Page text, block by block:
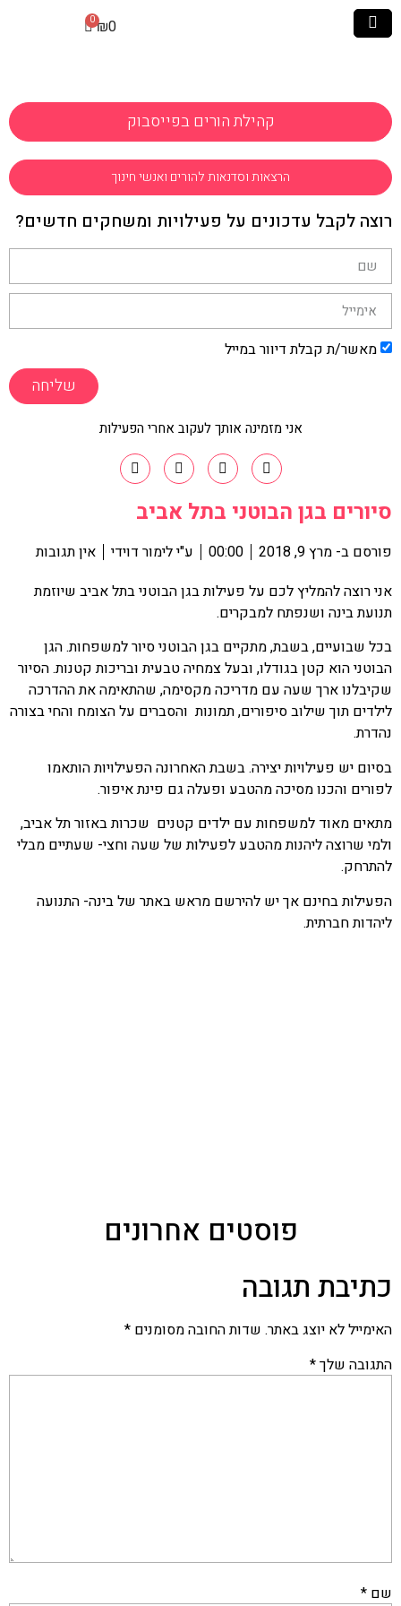
₪0
קהילת הורים בפייסבוק
הרצאות וסדנאות להורים ואנשי חינוך
רוצה לקבל עדכונים על פעילויות ומשחקים חדשים?
מאשר/ת קבלת דיוור במייל
שליחה
אני מזמינה אותך לעקוב אחרי הפעילות
סיורים בגן הבוטני בתל אביב
פורסם ב- מרץ 9, 2018 00:00 ע"ילימור דוידי
אין תגובות
אני רוצה להמליץ לכם על פעילות בגן הבוטני בתל אביב שיוזמת
תנועת בינה ושנפתח למבקרים.
בכל שבועיים, בשבת, מתקיים בגן הבוטני סיור למשפחות. הגן
הבוטני הוא קטן בגודלו, ובעל צמחיה טבעית ובריכות קטנות. הסיור
שקיבלנו ארך שעה עם מדריכה מקסימה, שהתאימה את ההדרכה
לילדים תוך שילוב סיפורים, תמונות והסברים על הצומח והחי בצורה
נהדרת.
בסיום יש פעילויות יצירה. בשבת האחרונה הפעילויות הותאמו
לפורים והכנו מסיכה מהטבע ופעלה גם פינת איפור.
מתאים מאוד למשפחות עם ילדים קטנים שכרות באזור תל אביב,
ולמי שרוצה ליהנות מהטבע לפעילות של שעה וחצי- שעתיים מבלי
להתרחק.
הפעילות בחינם אך יש להירשם מראש באתר של בינה- התנועה
ליהדות חברתית.
פוסטים אחרונים
כתיבת תגובה
האימייל לא יוצג באתר. שדות החובה מסומנים *
התגובה שלך*
שם *